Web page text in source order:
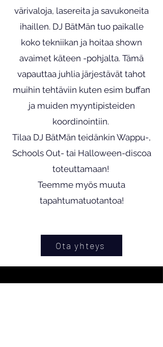
värivaloja, lasereita ja savukoneita
ihaillen. DJ BätMän tuo paikalle
koko tekniikan ja hoitaa shown
avaimet käteen -pohjalta. Tämä
vapauttaa juhlia järjestävät tahot
muihin tehtäviin kuten esim buffan
ja muiden myyntipisteiden
koordinointiin.
Tilaa DJ BätMän teidänkin Wappu-,
Schools Out- tai Halloween-discoa
toteuttamaan!
Teemme myös muuta
tapahtumatuotantoa!
Ota yhteys